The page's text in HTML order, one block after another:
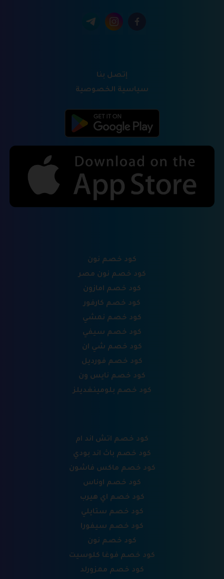
إتصل بنا
سياسية الخصوصية
كود خصم نون
كود خصم نون مصر
كود خصم امازون
كود خصم كارفور
كود خصم نمشي
كود خصم سيفي
كود خصم شي ان
كود خصم فورديل
كود خصم نايس ون
كود خصم بلومينغديلز
كود خصم اتش اند ام
كود خصم باث اند بودي
كود خصم ماكس فاشون
كود خصم اوناس
كود خصم اي هيرب
كود خصم ستايلي
كود خصم سيفورا
كود خصم نون
كود خصم فوغا كلوسيت
كود خصم ممزورلد